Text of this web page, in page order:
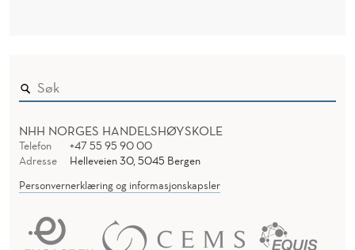
NHH NORGES HANDELSHØYSKOLE
Telefon
+47 55 95 90 00
Adresse
Helleveien 30, 5045 Bergen
Personvernerklæring og informasjonskapsler